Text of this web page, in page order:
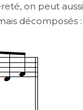
on peut aussi
décomposés :